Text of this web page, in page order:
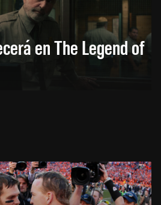
en The Legend of